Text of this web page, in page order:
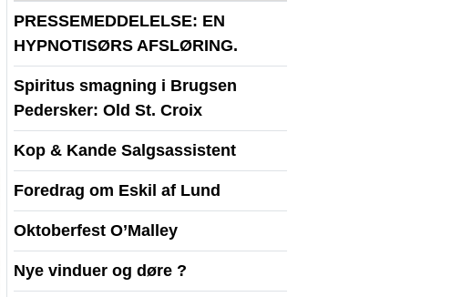
PRESSEMEDDELELSE: EN
HYPNOTISØRS AFSLØRING.
Spiritus smagning i Brugsen
Pedersker: Old St. Croix
Kop & Kande Salgsassistent
Foredrag om Eskil af Lund
Oktoberfest O’Malley
Nye vinduer og døre ?